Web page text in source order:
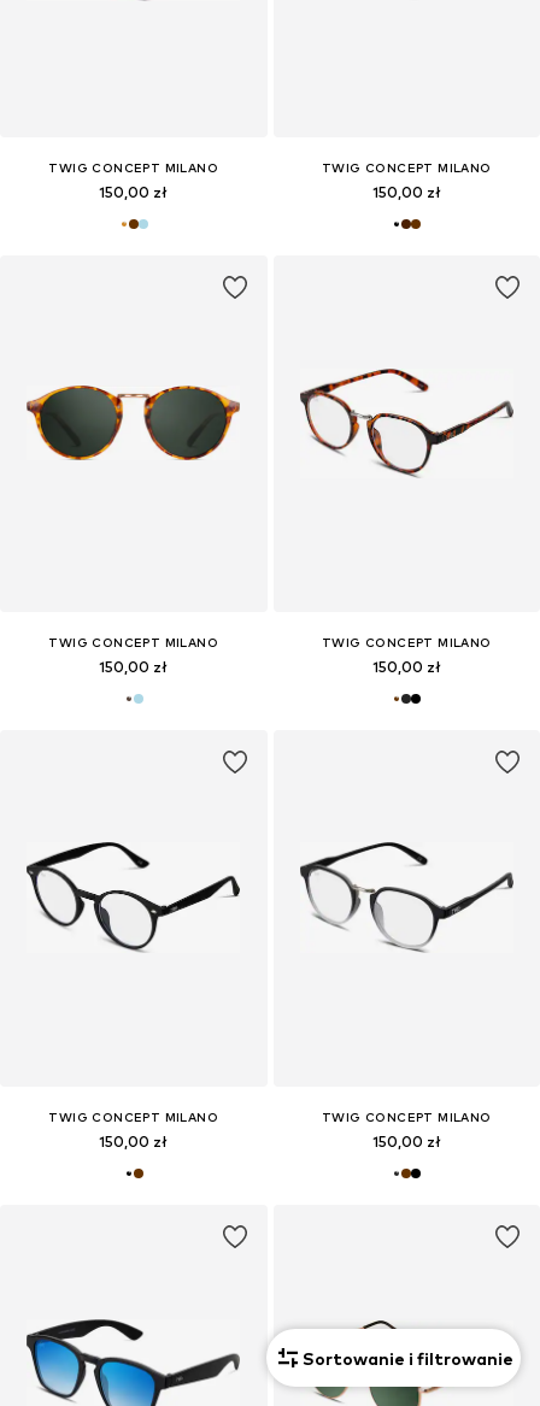
TWIG CONCEPT MILANO
150,00 zł
TWIG CONCEPT MILANO
150,00 zł
TWIG CONCEPT MILANO
150,00 zł
TWIG CONCEPT MILANO
150,00 zł
TWIG CONCEPT MILANO
150,00 zł
TWIG CONCEPT MILANO
150,00 zł
Sortowanie i filtrowanie